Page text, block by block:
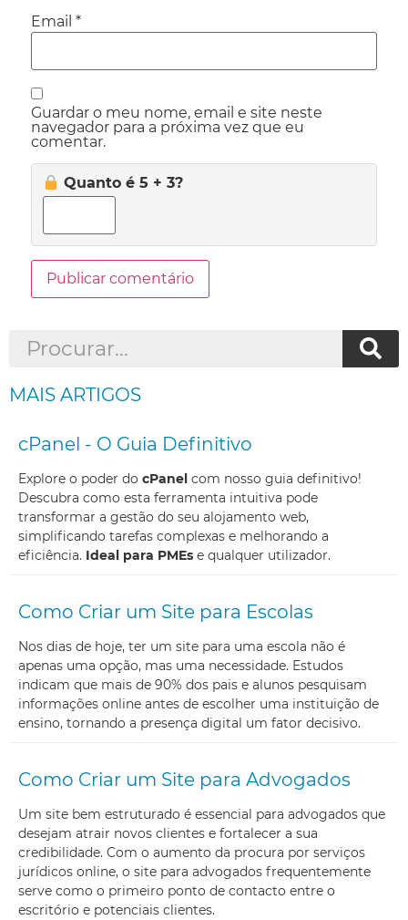
Email *
Guardar o meu nome, email e site neste
navegador para a próxima vez que eu
comentar.
Quanto é 5 + 3?
MAIS ARTIGOS
cPanel - O Guia Definitivo
Explore o poder do cPanel com nosso guia definitivo!
Descubra como esta ferramenta intuitiva pode
transformar a gestão do seu alojamento web,
simplificando tarefas complexas e melhorando a
eficiência. Ideal para PMEs e qualquer utilizador.
Como Criar um Site para Escolas
Nos dias de hoje, ter um site para uma escola não é
apenas uma opção, mas uma necessidade. Estudos
indicam que mais de 90% dos pais e alunos pesquisam
informações online antes de escolher uma instituição de
ensino, tornando a presença digital um fator decisivo.
Como Criar um Site para Advogados
Um site bem estruturado é essencial para advogados que
desejam atrair novos clientes e fortalecer a sua
credibilidade. Com o aumento da procura por serviços
jurídicos online, o site para advogados frequentemente
serve como o primeiro ponto de contacto entre o
escritório e potenciais clientes.